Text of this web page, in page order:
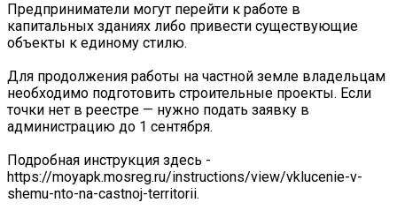
Предприниматели могут перейти к работе в
капитальных зданиях либо привести существующие
объекты к единому стилю.
Для продолжения работы на частной земле владельцам
необходимо подготовить строительные проекты. Если
точки нет в реестре — нужно подать заявку в
администрацию до 1 сентября.
Подробная инструкция здесь -
https://moyapk.mosreg.ru/instructions/view/vklucenie-v-
shemu-nto-na-castnoj-territorii.